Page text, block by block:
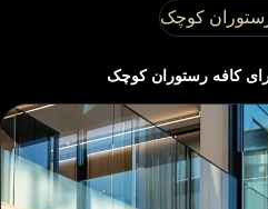
کافه رستوران‌ کوچک